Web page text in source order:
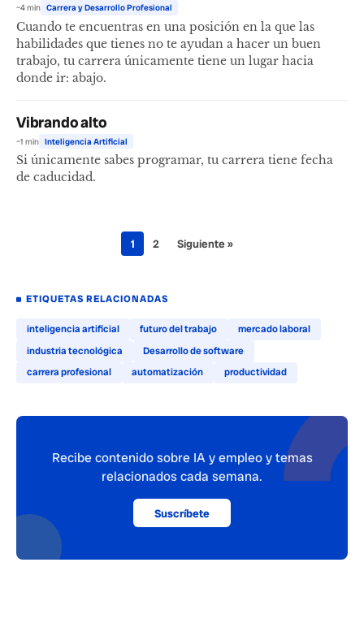
~4 min Carrera y Desarrollo Profesional
Cuando te encuentras en una posición en la que las
habilidades que tienes no te ayudan a hacer un buen
trabajo, tu carrera únicamente tiene un lugar hacia
donde ir: abajo.
Vibrando alto
~1 min Inteligencia Artificial
Si únicamente sabes programar, tu carrera tiene fecha
de caducidad.
1 2 Siguiente »
ETIQUETAS RELACIONADAS
inteligencia artificial futuro del trabajo
mercado laboral
industria tecnológica
Desarrollo de software
carrera profesional
automatización productividad
Recibe contenido sobre IA y empleo y temas
relacionados cada semana.
Suscríbete